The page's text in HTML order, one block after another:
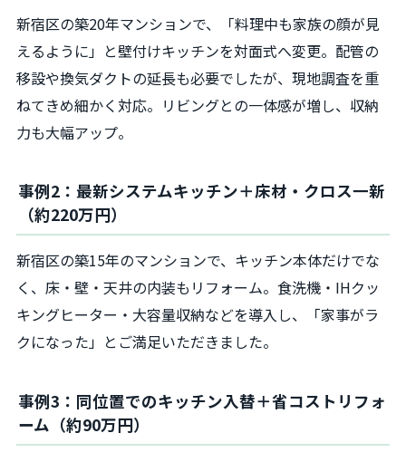
新宿区の築20年マンションで、「料理中も家族の顔が見
えるように」と壁付けキッチンを対面式へ変更。配管の
移設や換気ダクトの延長も必要でしたが、現地調査を重
ねてきめ細かく対応。リビングとの一体感が増し、収納
力も大幅アップ。
事例2：最新システムキッチン＋床材・クロス一新
（約220万円）
新宿区の築15年のマンションで、キッチン本体だけでな
く、床・壁・天井の内装もリフォーム。食洗機・IHクッ
キングヒーター・大容量収納などを導入し、「家事がラ
クになった」とご満足いただきました。
事例3：同位置でのキッチン入替＋省コストリフォ
ーム（約90万円）